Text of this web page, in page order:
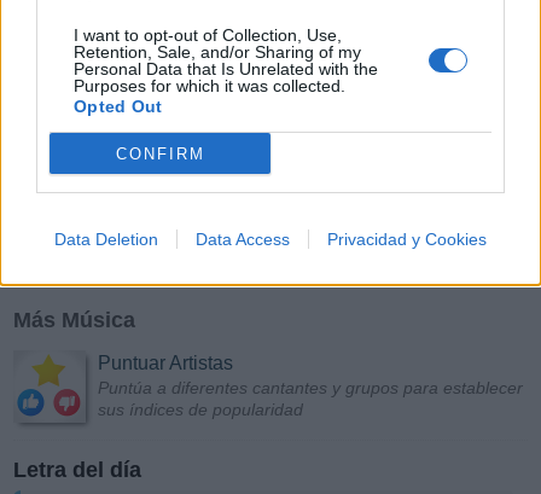
I want to opt-out of Collection, Use,
Retention, Sale, and/or Sharing of my
Personal Data that Is Unrelated with the
Purposes for which it was collected.
Opted Out
CONFIRM
Data Deletion Data Access Privacidad y Cookies
Más Música
Puntuar Artistas
Puntúa a diferentes cantantes y grupos para establecer
sus índices de popularidad
Letra del día